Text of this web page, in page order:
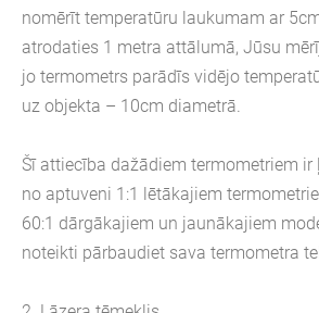
nomērīt temperatūru laukumam ar
atrodaties 1 metra attālumā, Jūsu
jo termometrs parādīs vidējo
uz objekta – 10cm diametrā.
Šī attiecība dažādiem termometriem
no aptuveni 1:1 lētākajiem
60:1 dārgākajiem un jaunākajiem
noteikti pārbaudiet sava termometra